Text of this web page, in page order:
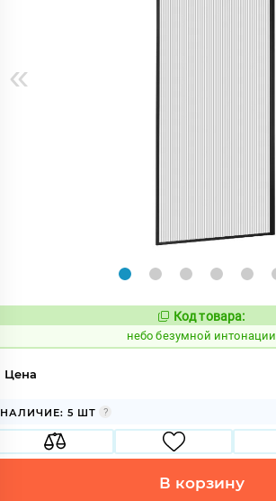
«
Код товара:
небо безумной интонации
Цена
НАЛИЧИЕ: 5 ШТ
В корзину